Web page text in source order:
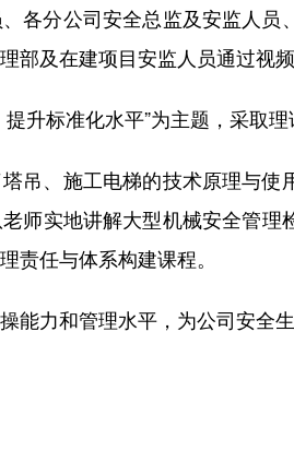
分公司安全总监及安监人员
部及在建项目安监人员通过视
标准化水平”为主题，采取理
、施工电梯的技术原理与使
师实地讲解大型机械安全管
责任与体系构建课程。
力和管理水平，为公司安全生